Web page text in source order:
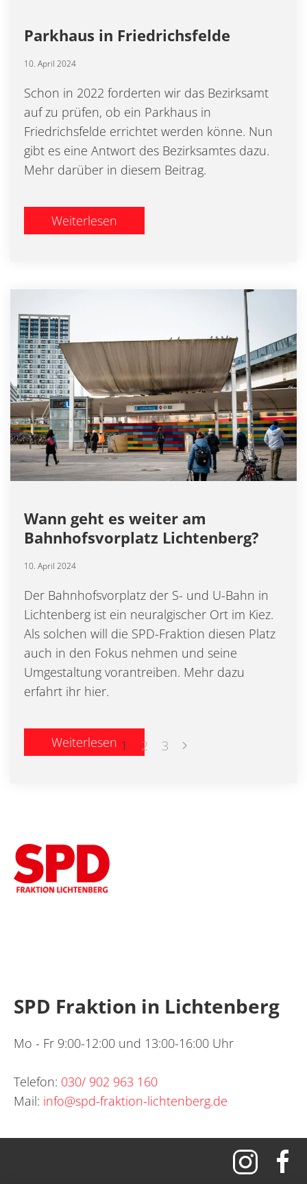
Parkhaus in Friedrichsfelde
10. April 2024
Schon in 2022 forderten wir das Bezirksamt
auf zu prüfen, ob ein Parkhaus in
Friedrichsfelde errichtet werden könne. Nun
gibt es eine Antwort des Bezirksamtes dazu.
Mehr darüber in diesem Beitrag.
Weiterlesen
Wann geht es weiter am
Bahnhofsvorplatz Lichtenberg?
10. April 2024
Der Bahnhofsvorplatz der S- und U-Bahn in
Lichtenberg ist ein neuralgischer Ort im Kiez.
Als solchen will die SPD-Fraktion diesen Platz
auch in den Fokus nehmen und seine
Umgestaltung vorantreiben. Mehr dazu
erfahrt ihr hier.
Weiterlesen 1 2 3
SPD Fraktion in Lichtenberg
Mo - Fr 9:00-12:00 und 13:00-16:00 Uhr
Telefon: 030/ 902 963 160
Mail: info@spd-fraktion-lichtenberg.de